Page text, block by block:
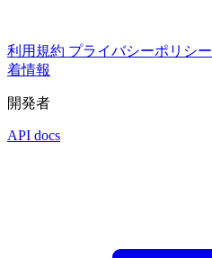
利用規約 プライバシーポリシー
着情報
開発者
API docs